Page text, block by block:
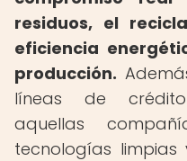
residuos, el
eficiencia
producción.
líneas de
aquellas
tecnologías